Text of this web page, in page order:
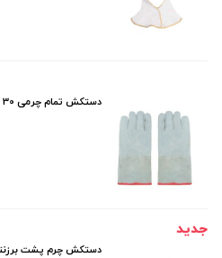
دستکش تمام چرمی 30 سانتی متر جوشکاری
جدید
دستکش چرم پشت